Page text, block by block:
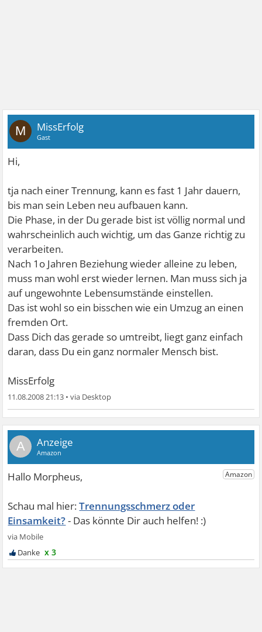
M MissErfolg
Gast
Hi,
tja nach einer Trennung, kann es fast 1 Jahr dauern,
bis man sein Leben neu aufbauen kann.
Die Phase, in der Du gerade bist ist völlig normal und
wahrscheinlich auch wichtig, um das Ganze richtig zu
verarbeiten.
Nach 1o Jahren Beziehung wieder alleine zu leben,
muss man wohl erst wieder lernen. Man muss sich ja
auf ungewohnte Lebensumstände einstellen.
Das ist wohl so ein bisschen wie ein Umzug an einen
fremden Ort.
Dass Dich das gerade so umtreibt, liegt ganz einfach
daran, dass Du ein ganz normaler Mensch bist.
MissErfolg
11.08.2008 21:13 •
A
Trennungsschmerz oder
Einsamkeit?
x 3